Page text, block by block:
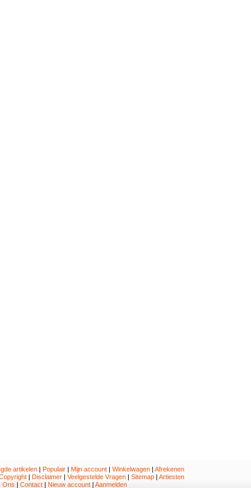
artikelen| Populair| Mijn account| Winkelwagen| Afrekenen
| Disclaimer | Veelgestelde Vragen | Sitemap | Artiesten
Ons | Contact | Nieuw account | Aanmelden